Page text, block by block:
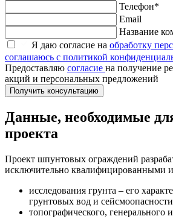
Телефон*
Email
Название
Я даю согласие на обработку
соглашаюсь с политикой
Предоставляю согласие на получение
акций и персональных предложений
Получить консультацию
Данные, необходимые
проекта
Проект шпунтовых ограждений
исключительно квалифицированными
исследования грунта – его
грунтовых вод и
топографического, генерального